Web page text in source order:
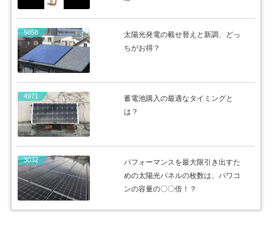
5858
太陽光発電の載せ替えと新調、どっ
ちがお得？
4971
蓄電池購入の最適なタイミングと
は？
3032
パフォーマンスを最大限引き出すた
めの太陽光パネルの枚数は、パワコ
ンの容量の〇〇倍！？